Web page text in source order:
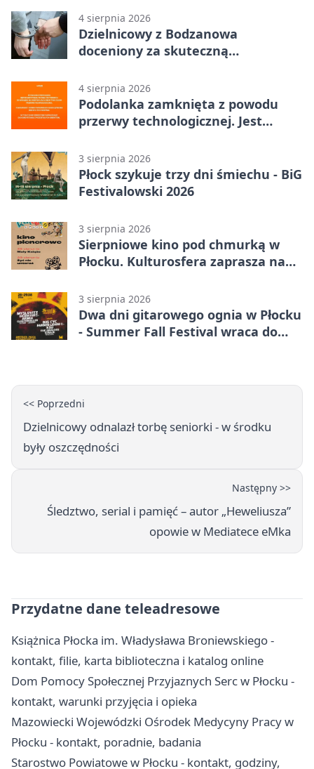
4 sierpnia 2026
Dzielnicowy z Bodzanowa
doceniony za skuteczną
4 sierpnia 2026
Podolanka zamknięta z powodu
przerwy technologicznej. Jest
3 sierpnia 2026
Płock szykuje trzy dni śmiechu - BiG
Festivalowski 2026
3 sierpnia 2026
Sierpniowe kino pod chmurką w
Płocku. Kulturosfera zaprasza na
3 sierpnia 2026
Dwa dni gitarowego ognia w Płocku
- Summer Fall Festival wraca do
<< Poprzedni
Dzielnicowy odnalazł torbę seniorki - w środku
były oszczędności
Następny >>
Śledztwo, serial i pamięć – autor „Heweliusza”
opowie w Mediatece eMka
Przydatne dane teleadresowe
Książnica Płocka im. Władysława Broniewskiego -
kontakt, filie, karta biblioteczna i katalog online
Dom Pomocy Społecznej Przyjaznych Serc w Płocku -
kontakt, warunki przyjęcia i opieka
Mazowiecki Wojewódzki Ośrodek Medycyny Pracy w
Płocku - kontakt, poradnie, badania
Starostwo Powiatowe w Płocku - kontakt, godziny,